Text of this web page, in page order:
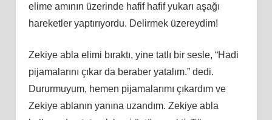
elime amının üzerinde hafif hafif yukarı aşağı
hareketler yaptırıyordu. Delirmek üzereydim!
Zekiye abla elimi bıraktı, yine tatlı bir sesle, “Hadi
pijamalarını çıkar da beraber yatalım.” dedi.
Dururmuyum, hemen pijamalarımı çıkardım ve
Zekiye ablanın yanına uzandım. Zekiye abla